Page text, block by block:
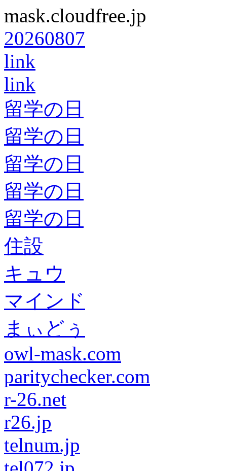
mask.cloudfree.jp
20260807
link
link
留学の日
留学の日
留学の日
留学の日
留学の日
住設
キュウ
マインド
まぃどぅ
owl-mask.com
paritychecker.com
r-26.net
r26.jp
telnum.jp